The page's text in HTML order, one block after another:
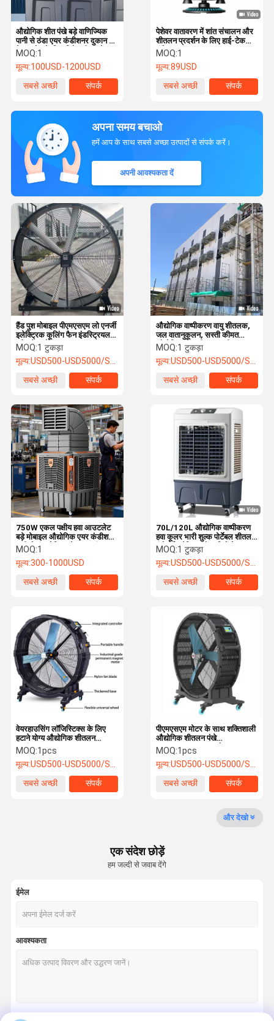
घर उत्पाद हमसे संपर्क करें
समाचार
पोर्टेबल एयर कूलर
औद्योगिक शीतलन पंखे
औद्योगिक शीत पंखे बड़े वाणिज्यिक
पानी से ठंडा एयर कंडीशनर दुकान घर
के उपयोग के लिए विशेष शीत पंखे
MOQ:1
मूल्य:100USD-1200USD
सबसे अच्छी
संपर्क
पेशेवर वातावरण में शांत संचालन और
शीतलन प्रदर्शन के लिए हाई-टेक
रॉकेट-आकार का वाटर-कूलर
कूलिंग फैन
MOQ:1
मूल्य:89USD
सबसे अच्छी
संपर्क
अपना समय बचाओ
हमें आप के साथ सबसे अच्छा उत्पादों से संपर्क करें।
अपनी आवश्यकता दें
औद्योगिक वाष्पीकरण वायु शीतलक,
जल वातानुकूलन, सस्ती कीमत
औद्योगिक जल शीतलन मशीन
MOQ:1 टुकड़ा
मूल्य:USD500-USD5000/SET
सबसे अच्छी
संपर्क
हैंड पुश मोबाइल पीएमएसएम लो एनर्जी
इलेक्ट्रिक कूलिंग फैन इंडस्ट्रियल
स्टैंड फैन मोबाइल
MOQ:1 टुकड़ा
मूल्य:USD500-USD5000/SET
सबसे अच्छी
संपर्क
70L/120L औद्योगिक वाष्पीकरण
हवा कूलर भारी शुल्क पोर्टेबल शीतलन
पंखे बर्फ तौलिया और पहियों के साथ
MOQ:1 टुकड़ा
मूल्य:USD500-USD5000/SET
सबसे अच्छी
संपर्क
750W एकल पक्षीय हवा आउटलेट
बड़े मोबाइल औद्योगिक एयर कंडीशनर
पानी से ठंडा रेफ्रिजरेशन प्रशंसक
MOQ:1
मूल्य:300-1000USD
सबसे अच्छी
संपर्क
पीएमएसएम मोटर के साथ शक्तिशाली
औद्योगिक शीतलन पंखे
25000m3/H कम शोर
MOQ:1pcs
मूल्य:USD500-USD5000/SET
सबसे अच्छी
संपर्क
वेयरहाउसिंग लॉजिस्टिक्स के लिए
हटाने योग्य औद्योगिक शीतलन
प्रशंसक
MOQ:1pcs
मूल्य:USD500-USD5000/SET
सबसे अच्छी
संपर्क
और देखो
एक संदेश छोड़ें
हम जल्दी से जवाब देंगे
ईमेल
आवश्यकता